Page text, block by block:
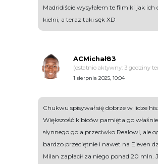
Madridiście wysyłałem te filmiki jak ich
kielni, a teraz taki sęk XD
ACMichał83
(ostatnio aktywny: 3 godziny
1 sierpnia 2025, 10:04
Chukwu spisywał się dobrze w lidze
Większość kibiców pamięta go
słynnego gola przeciwko Realowi, ale
bardzo przeciętnie i nawet na Eleven
Milan zapłacił za niego ponad 20 mln.